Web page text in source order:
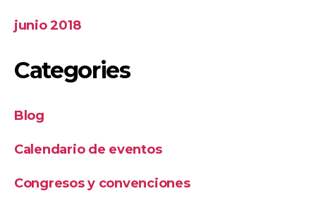
junio 2018
Categories
Blog
Calendario de eventos
Congresos y convenciones